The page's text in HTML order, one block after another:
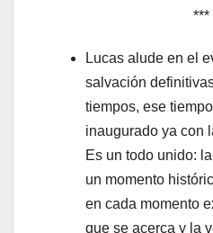
***
Lucas alude en el
salvación
tiempos, ese
inaugurado ya con
Es un todo unido:
un momento
en cada momento
que se acerca y la